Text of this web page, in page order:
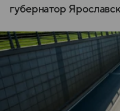
губернатор